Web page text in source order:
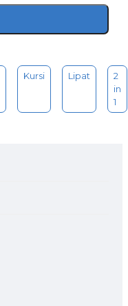
Kursi Lipat
2
in
1